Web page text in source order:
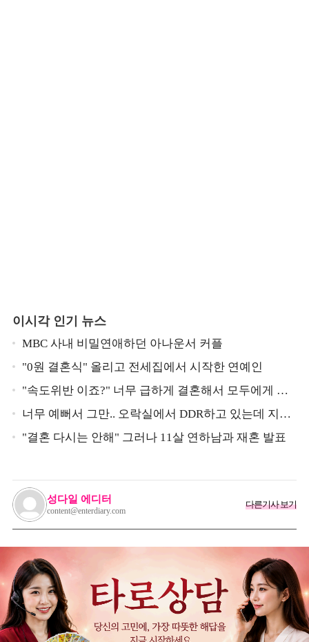
이시각 인기 뉴스
MBC 사내 비밀연애하던 아나운서 커플
"0원 결혼식" 올리고 전세집에서 시작한 연예인
"속도위반 이죠?" 너무 급하게 결혼해서 모두에게 의
심 받았던 스타
너무 예뻐서 그만.. 오락실에서 DDR하고 있는데 지나
가던 이상민이 캐스팅했다는 연예인
"결혼 다시는 안해" 그러나 11살 연하남과 재혼 발표
성다일 에디터
content@enterdiary.com
다른기사 보기